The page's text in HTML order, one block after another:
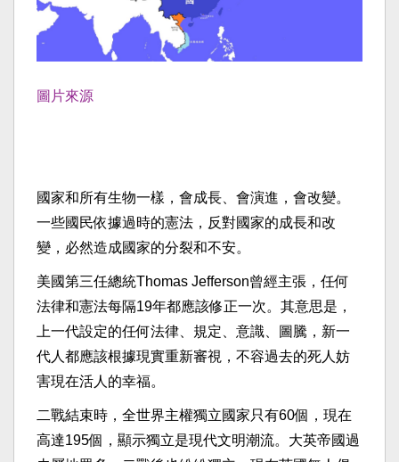
圖片來源
國家和所有生物一樣，會成長、會演進，會改變。
一些國民依據過時的憲法，反對國家的成長和改
變，必然造成國家的分裂和不安。
美國第三任總統Thomas Jefferson曾經主張，任何
法律和憲法每隔19年都應該修正一次。其意思是，
上一代設定的任何法律、規定、意識、圖騰，新一
代人都應該根據現實重新審視，不容過去的死人妨
害現在活人的幸福。
二戰結束時，全世界主權獨立國家只有60個，現在
高達195個，顯示獨立是現代文明潮流。大英帝國過